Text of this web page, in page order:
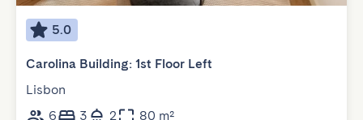
5.0
Carolina Building: 1st Floor Left
Lisbon
6
3 2 80 m²